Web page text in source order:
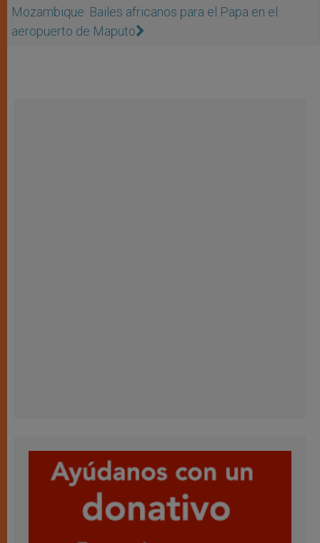
Mozambique: Bailes africanos para el Papa en el
aeropuerto de Maputo